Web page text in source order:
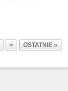
> OSTATNIE »